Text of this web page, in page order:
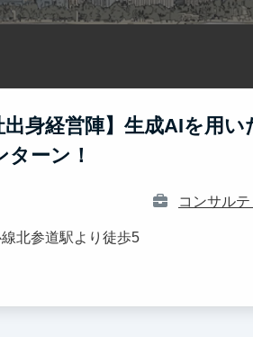
出身経営陣】生成AIを用
ーン！
コンサル
北参道駅より徒歩5